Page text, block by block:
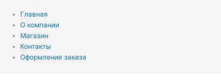
Главная
О компании
Магазин
Контакты
Оформление заказа